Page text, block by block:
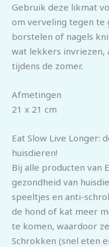
Gebruik deze likmat
om verveling tegen te
borstelen of nagels
wat lekkers invriezen,
tijdens de zomer.
Afmetingen
21 x 21 cm
Eat Slow Live Longer:
huisdieren!
Bij alle producten van
gezondheid van
speeltjes en anti-
de hond of kat meer
te komen, waardoor
Schrokken (snel eten